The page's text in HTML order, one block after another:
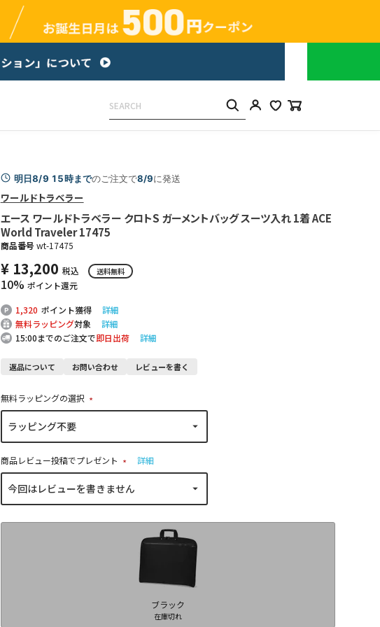
明日8/9 15時までのご注文で8/9に発送
ワールドトラベラー
エース ワールドトラベラー クロトS ガーメントバッグ スーツ入れ 1着 ACE
World Traveler 17475
商品番号 wt-17475
¥ 13,200 税込 送料無料
10% ポイント還元
1,320 ポイント獲得
詳細
無料ラッピング対象
詳細
15:00までのご注文で即日出荷 詳細
返品について お問い合わせ レビューを書く
無料ラッピングの選択
(
)
商品レビュー投稿でプレゼント
(
必
)
詳細
ブラック
在庫切れ